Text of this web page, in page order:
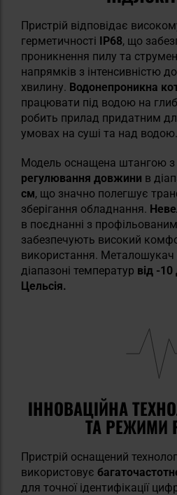
Пристрій відповідає
герметичності IP68, що
проникнення пилу та
напрямків з інтенсивністю
хвилину. Водонепроникна
працювати під водою на
робить прилад придатним
умовах на суші та над водою.
Модель оснащена штангою з
регулювання довжини в
см, що значно полегшує
зберігання обладнання.
в поєднанні з
забезпечують високий
використання.
діапазоні температур від -10
Цельсія.
ІННОВАЦІЙНА
ТА РЕЖИМИ
Пристрій оснащений
використовує
для точної ідентифікації